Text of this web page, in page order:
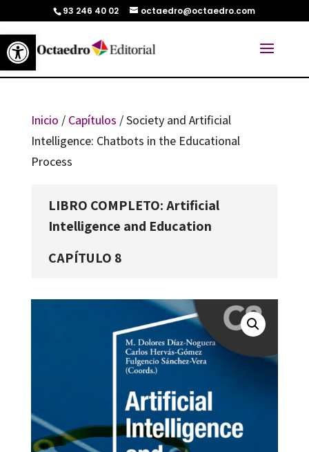
Abrir barra de herramientas
93 246 40 02 octaedro@octaedro.com
Inicio / Capítulos / Society and Artificial
Intelligence: Chatbots in the Educational
Process
LIBRO COMPLETO: Artificial
Intelligence and Education
CAPÍTULO 8